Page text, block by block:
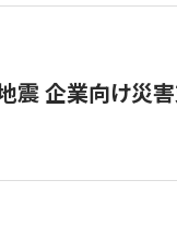
震 企業向け災